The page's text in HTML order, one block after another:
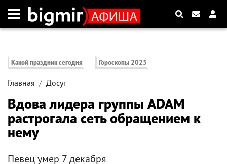
Какой праздник сегодня Гороскопы 2025
Главная Досуг
Вдова лидера группы ADAM
растрогала сеть обращением к
нему
Певец умер 7 декабря